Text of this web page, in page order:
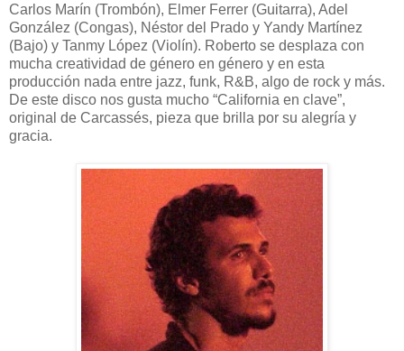
Carlos Marín (Trombón), Elmer Ferrer (Guitarra), Adel
González (Congas), Néstor del Prado y Yandy Martínez
(Bajo) y Tanmy López (Violín). Roberto se desplaza con
mucha creatividad de género en género y en esta
producción nada entre jazz, funk, R&B, algo de rock y más.
De este disco nos gusta mucho “California en clave”,
original de Carcassés, pieza que brilla por su alegría y
gracia.